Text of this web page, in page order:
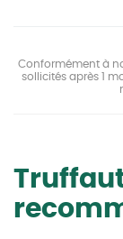
Conformément à
sollicités après 1